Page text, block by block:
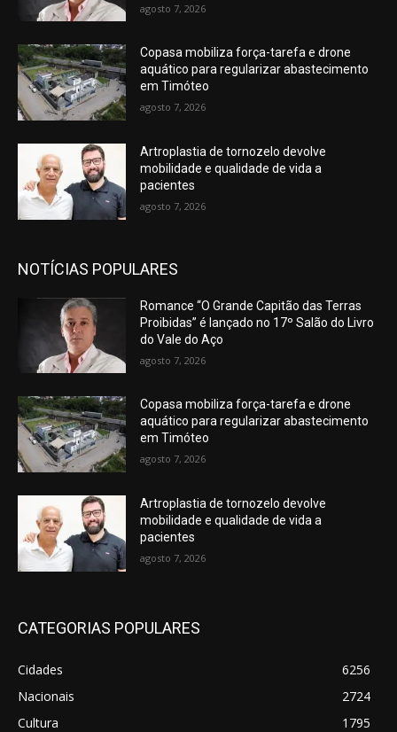
agosto 7, 2026
Copasa mobiliza força-tarefa e drone
aquático para regularizar abastecimento
em Timóteo
agosto 7, 2026
Artroplastia de tornozelo devolve
mobilidade e qualidade de vida a
pacientes
agosto 7, 2026
NOTÍCIAS POPULARES
Romance “O Grande Capitão das Terras
Proibidas” é lançado no 17º Salão do Livro
do Vale do Aço
agosto 7, 2026
Copasa mobiliza força-tarefa e drone
aquático para regularizar abastecimento
em Timóteo
agosto 7, 2026
Artroplastia de tornozelo devolve
mobilidade e qualidade de vida a
pacientes
agosto 7, 2026
CATEGORIAS POPULARES
Cidades
6256
Nacionais
2724
Cultura
1795